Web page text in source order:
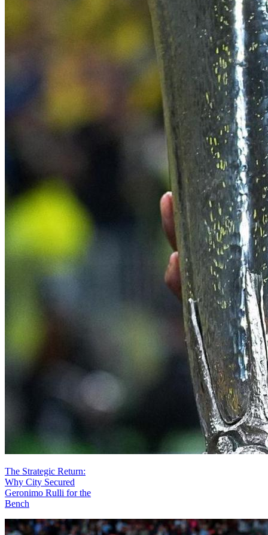
The Strategic Return:
Why City Secured
Geronimo Rulli for the
Bench